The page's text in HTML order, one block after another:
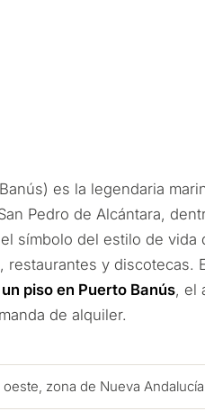
es la legendaria
Pedro de Alcántara,
símbolo del estilo de
y discotecas.
piso en Puerto Banús, el
de alquiler.
oeste, zona de Nueva